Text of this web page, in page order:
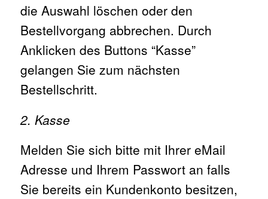
die Auswahl löschen oder den
Bestellvorgang abbrechen. Durch
Anklicken des Buttons “Kasse”
gelangen Sie zum nächsten
Bestellschritt.
2. Kasse
Melden Sie sich bitte mit Ihrer eMail
Adresse und Ihrem Passwort an falls
Sie bereits ein Kundenkonto besitzen,